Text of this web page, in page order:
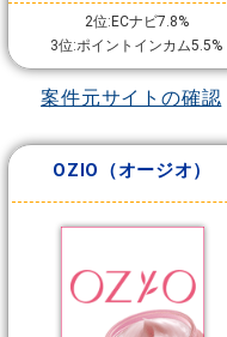
2位:ECナビ7.8%
3位:ポイントインカム5.5%
案件元サイトの確認
OZIO（オージオ）